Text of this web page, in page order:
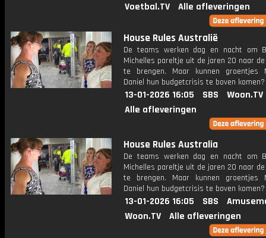
Voetbal.TV
Alle afleveringen
House Rules Australië
De teams werken dag en nacht om
Michelles pareltje uit de jaren 20 naar de
te brengen. Maar kunnen groentjes
Daniel hun budgetcrisis te boven komen?
13-01-2026 16:05 SBS
Woon.TV
Alle afleveringen
House Rules Australia
De teams werken dag en nacht om
Michelles pareltje uit de jaren 20 naar de
te brengen. Maar kunnen groentjes
Daniel hun budgetcrisis te boven komen?
13-01-2026 16:05 SBS
Woon.TV
Alle afleveringen